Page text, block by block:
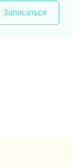
Записаться